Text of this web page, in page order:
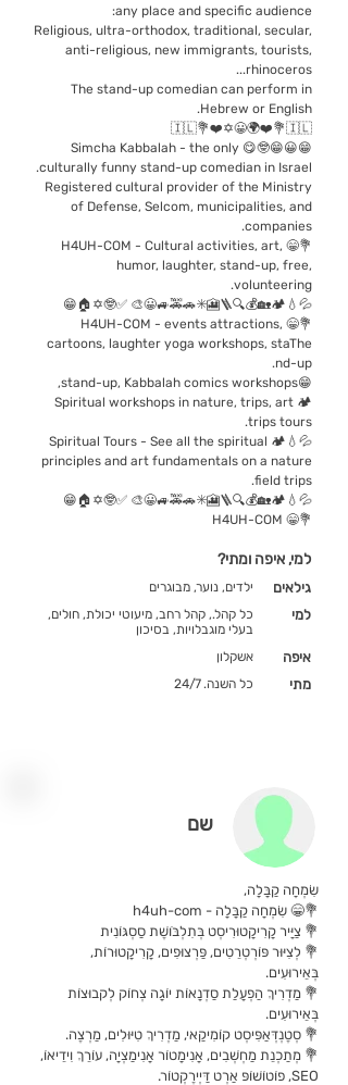
any place and specific audience:
Religious, ultra-orthodox, traditional, secular,
anti-religious, new immigrants, tourists,
rhinoceros...
The stand-up comedian can perform in
Hebrew or English.
🇮🇱💐❤️✡️😀🌍❤️💐🇮🇱
😁😀😁🤓😋 Simcha Kabbalah - the only
culturally funny stand-up comedian in Israel.
Registered cultural provider of the Ministry
of Defense, Selcom, municipalities, and
companies.
💐😁 H4UH-COM - Cultural activities, art,
humor, laughter, stand-up, free,
volunteering.
💦💧🏕️🏡💰🔍🪜🎦✳️🚗🚕🚙😀🎨 ✅🤓✡️🏠😁
💐😁 H4UH-COM - events attractions,
cartoons, laughter yoga workshops, staThe
nd-up.
😁stand-up, Kabbalah comics workshops,
🏕️ Spiritual workshops in nature, trips, art
trips tours.
💦💧🏕️ Spiritual Tours - See all the spiritual
principles and art fundamentals on a nature
field trips.
💦💧🏕️🏡💰🔍🪜🎦✳️🚗🚕🚙😀🎨 ✅🤓✡️🏠😁
💐😁 H4UH-COM
למי, איפה ומתי?
ילדים, נוער, מבוגרים גילאים
כל קהל., קהל רחב, מיעוטי יכולת, חולים,
בעלי מוגבלויות, בסיכון
למי
אשקלון איפה
כל השנה. 24/7 מתי
שם
שִׂמְחָה קַבָּלָה,
💐😁 שִׂמְחָה קַבָּלָה - h4uh-com
💐 צַיָּיר קָרִיקָטוּרִיסְט בְּתִלְבֹּושֶׁת סַסְגּוֹנִית
💐 לְצִיּוּר פּוֹרְטְרֵטִים, פַּרְצוּפִים, קָרִיקָטוּרוֹת,
בְּאֵירוּעִים.
💐 מַדְרִיךְ הַפְעָלַת סַדְנָאוֹת יוֹגָה צְחוֹק לְקבוּצוֹת
בְּאֵירוּעִים.
💐 סְטֶנְדְּאַפִּיסְט קוֹמִיקַאי, מַדְרִיךְ טִיּוּלִים, מַרְצֶה.
💐 מְתַכְנֵת מַחְשְׁבִים, אָנִימָטוֹר אָנִימַצְיָה, עוֹרֵךְ וִידֵיאוֹ,
SEO, פוֹטוֹשׁוֹפּ אַרְט דַּיְירֶקְטוֹר.